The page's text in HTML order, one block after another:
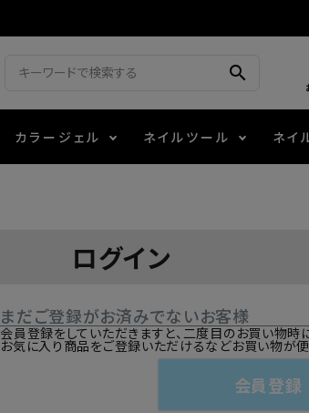
search
カラージェル
マグネティフラッシュジェル
テラコッタジェル ニ
エ
ネイルツール
チャート・チップ関連
その他施術アイテム
ネイ
レジン・モールドログイン
まだご登録がお済みでないお客様
会員登録をしていただきますと、二度目のお買い物時
お気に入り商品をご登録いただけるなどお買い物が便
会員登録